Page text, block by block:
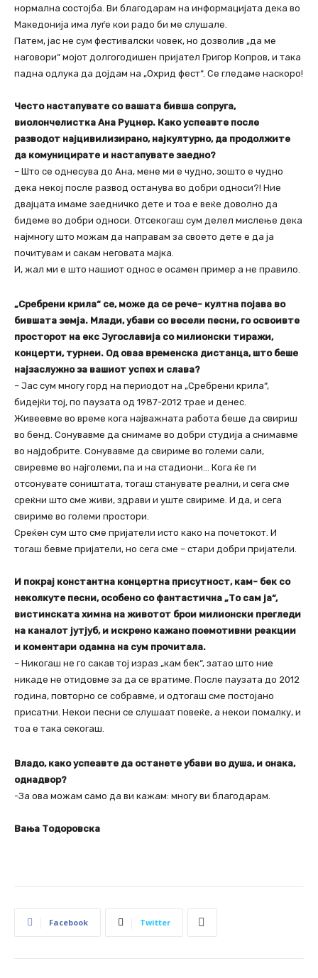
нормална состојба. Ви благодарам на информацијата дека во
Македонија има луѓе кои радо би ме слушале.
Патем, јас не сум фестивалски човек, но дозволив „да ме
наговори“ мојот долгогодишен пријател Григор Копров, и така
падна одлука да дојдам на „Охрид фест“. Се гледаме наскоро!
Често настапувате со вашата бивша сопруга,
виолончелистка Ана Руцнер. Како успеавте после
разводот најцивилизирано, најкултурно, да продолжите
да комуницирате и настапувате заедно?
– Што се однесува до Ана, мене ми е чудно, зошто е чудно
дека некој после развод останува во добри односи?! Ние
двајцата имаме заедничко дете и тоа е веќе доволно да
бидеме во добри односи. Отсекогаш сум делел мислење дека
најмногу што можам да направам за своето дете е да ја
почитувам и сакам неговата мајка.
И, жал ми е што нашиот однос е осамен пример а не правило.
„Сребрени крила“ се, може да се рече- култна појава во
бившата земја. Млади, убави со весели песни, го освоивте
просторот на екс Југославија со милионски тиражи,
концерти, турнеи. Од оваа временска дистанца, што беше
најзаслужно за вашиот успех и слава?
– Јас сум многу горд на периодот на „Сребрени крила“,
бидејќи тој, по паузата од 1987-2012 трае и денес.
Живеевме во време кога најважната работа беше да свириш
во бенд. Сонувавме да снимаме во добри студија а снимавме
во најдобрите. Сонувавме да свириме во големи сали,
свиревме во најголеми, па и на стадиони… Кога ќе ги
отсонувате соништата, тогаш станувате реални, и сега сме
среќни што сме живи, здрави и уште свириме. И да, и сега
свириме во големи простори.
Среќен сум што сме пријатели исто како на почетокот. И
тогаш бевме пријатели, но сега сме – стари добри пријатели.
И покрај константна концертна присутност, кам- бек со
неколкуте песни, особено со фантастична „То сам ја“,
вистинската химна на животот брои милионски прегледи
на каналот јутјуб, и искрено кажано поемотивни реакции
и коментари одамна на сум прочитала.
– Никогаш не го сакав тој израз „кам бек“, затао што ние
никаде не отидовме за да се вратиме. После паузата до 2012
година, повторно се собравме, и одтогаш сме постојано
присатни. Некои песни се слушаат повеќе, а некои помалку, и
тоа е така секогаш.
Владо, како успеавте да останете убави во душа, и онака,
однадвор?
-За ова можам само да ви кажам: многу ви благодарам.
Вања Тодоровска
Facebook Twitter